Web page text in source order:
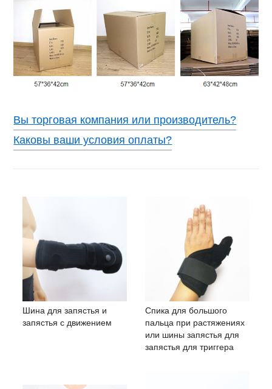
Вы торговая компания или производитель?
Каковы ваши условия оплаты?
Шина для запястья и
запястья с движением
Спика для большого
пальца при растяжениях
или шины запястья для
запястья для триггера